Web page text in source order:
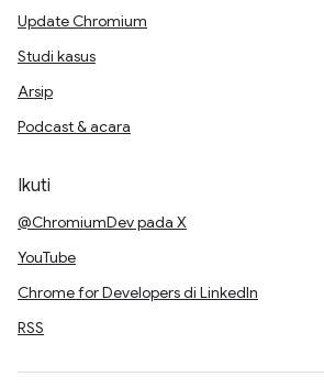
Update Chromium
Studi kasus
Arsip
Podcast & acara
Ikuti
@ChromiumDev pada X
YouTube
Chrome for Developers di LinkedIn
RSS